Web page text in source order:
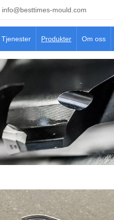
info@besttimes-mould.com
Tjenester Produkter Om oss